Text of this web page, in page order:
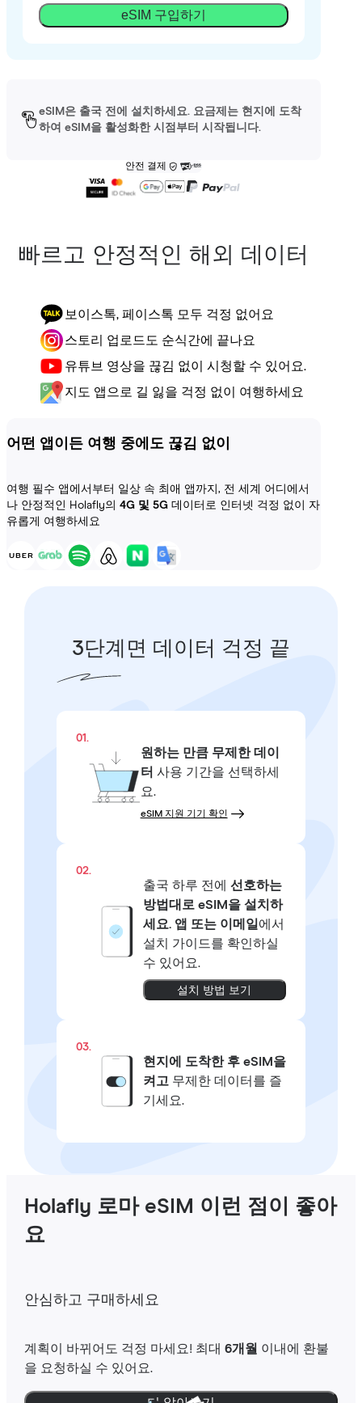
eSIM 구입하기
eSIM은 출국 전에 설치하세요. 요금제는 현지에 도착
하여 eSIM을 활성화한 시점부터 시작됩니다.
안전 결제
빠르고 안정적인 해외 데이터
보이스톡, 페이스톡 모두 걱정 없어요
스토리 업로드도 순식간에 끝나요
유튜브 영상을 끊김 없이 시청할 수 있어요.
지도 앱으로 길 잃을 걱정 없이 여행하세요
어떤 앱이든 여행 중에도 끊김 없이
여행 필수 앱에서부터 일상 속 최애 앱까지, 전 세계 어디에서
나 안정적인 Holafly의 4G 및 5G 데이터로 인터넷 걱정 없이 자
유롭게 여행하세요
3단계면 데이터 걱정 끝
01.
원하는 만큼 무제한 데이
터 사용 기간을 선택하세
요.
eSIM 지원 기기 확인
02.
출국 하루 전에 선호하는
방법대로 eSIM을 설치하
세요. 앱 또는 이메일 에서
설치 가이드를 확인하실
수 있어요.
설치 방법 보기
03.
현지에 도착한 후 eSIM을
켜고 무제한 데이터를 즐
기세요.
Holafly 로마 eSIM 이런 점이 좋아
요
안심하고 구매하세요
계획이 바뀌어도 걱정 마세요! 최대 6개월 이내에 환불
을 요청하실 수 있어요.